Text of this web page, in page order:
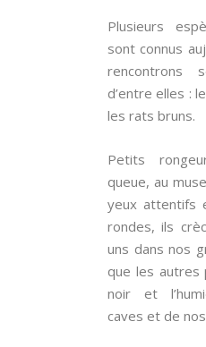
Plusieurs
sont connus
rencontrons
d’entre elles :
les rats bruns.
Petits
queue, au
yeux attentifs
rondes, ils
uns dans nos
que les autres
noir et
caves et de